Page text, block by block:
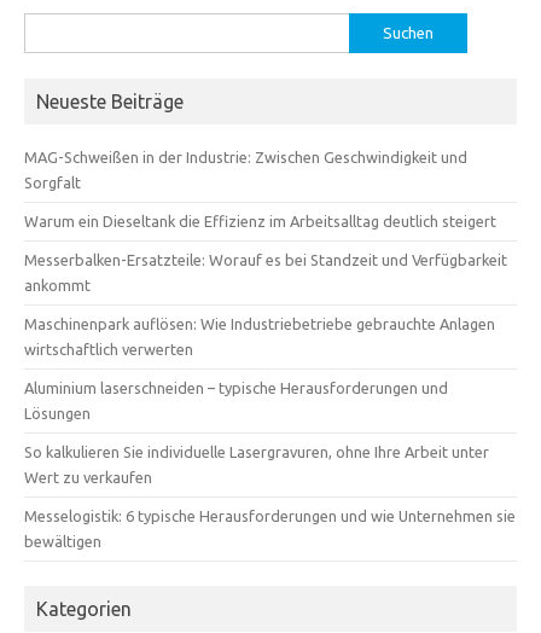
nach:
Neueste Beiträge
MAG-Schweißen in der Industrie: Zwischen Geschwindigkeit und
Sorgfalt
Warum ein Dieseltank die Effizienz im Arbeitsalltag deutlich steigert
Messerbalken-Ersatzteile: Worauf es bei Standzeit und Verfügbarkeit
ankommt
Maschinenpark auflösen: Wie Industriebetriebe gebrauchte Anlagen
wirtschaftlich verwerten
Aluminium laserschneiden – typische Herausforderungen und
Lösungen
So kalkulieren Sie individuelle Lasergravuren, ohne Ihre Arbeit unter
Wert zu verkaufen
Messelogistik: 6 typische Herausforderungen und wie Unternehmen sie
bewältigen
Kategorien